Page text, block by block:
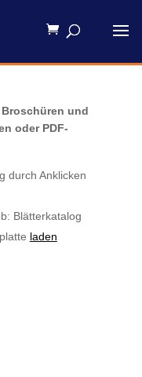
und
oder PDF-
durch Anklicken
Blätterkatalog
laden